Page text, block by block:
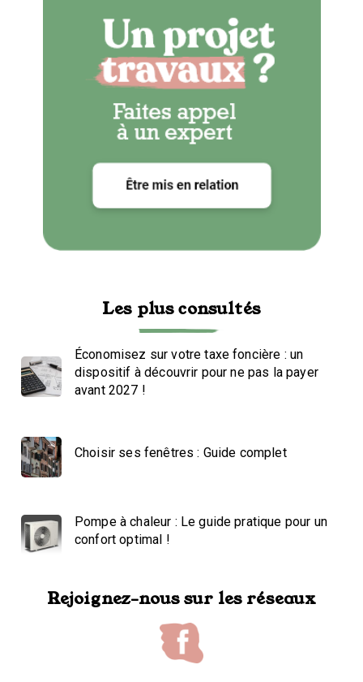
Les plus consultés
Économisez sur votre taxe foncière : un
dispositif à découvrir pour ne pas la payer
avant 2027 !
Choisir ses fenêtres : Guide complet
Pompe à chaleur : Le guide pratique pour un
confort optimal !
Rejoignez-nous sur les réseaux